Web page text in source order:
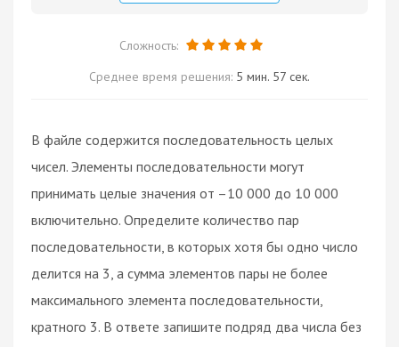
Сложность:
Среднее время решения: 5 мин. 57 сек.
В файле содержится последовательность целых
чисел. Элементы последовательности могут
принимать целые значения от –10 000 до 10 000
включительно. Определите количество пар
последовательности, в которых хотя бы одно число
делится на 3, а сумма элементов пары не более
максимального элемента последовательности,
кратного 3. В ответе запишите подряд два числа без